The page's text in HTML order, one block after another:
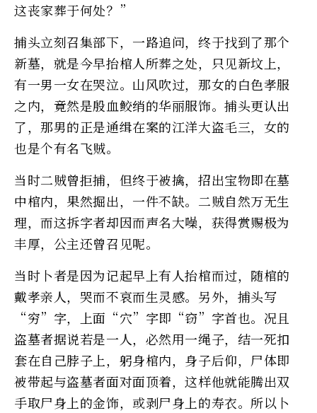
这丧家葬于何处？”
捕头立刻召集部下，一路追问，终于找到了那个
新墓，就是今早抬棺人所葬之处，只见新坟上，
有一男一女在哭泣。山风吹过，那女的白色孝服
之内，竟然是殷血鲛绡的华丽服饰。捕头更认出
了，那男的正是通缉在案的江洋大盗毛三，女的
也是个有名飞贼。
当时二贼曾拒捕，但终于被擒，招出宝物即在墓
中棺内，果然掘出，一件不缺。二贼自然万无生
理，而这拆字者却因而声名大噪，获得赏赐极为
丰厚，公主还曾召见呢。
当时卜者是因为记起早上有人抬棺而过，随棺的
戴孝亲人，哭而不哀而生灵感。另外，捕头写
“穷”字，上面“穴”字即“窃”字首也。况且
盗墓者据说若是一人，必然用一绳子，结一死扣
套在自己脖子上，躬身棺内，身子后仰，尸体即
被带起与盗墓者面对面顶着，这样他就能腾出双
手取尸身上的金饰，或剥尸身上的寿衣。所以卜